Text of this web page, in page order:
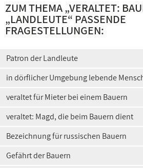
ZUM THEMA „VERALTET:
„LANDLEUTE“ PASSENDE
FRAGESTELLUNGEN:
Patron der Landleute
in dörflicher Umgebung lebende
veraltet für Mieter bei einem Bauern
veraltet: Magd, die beim Bauern dient
Bezeichnung für russischen Bauern
Gefährt der Bauern